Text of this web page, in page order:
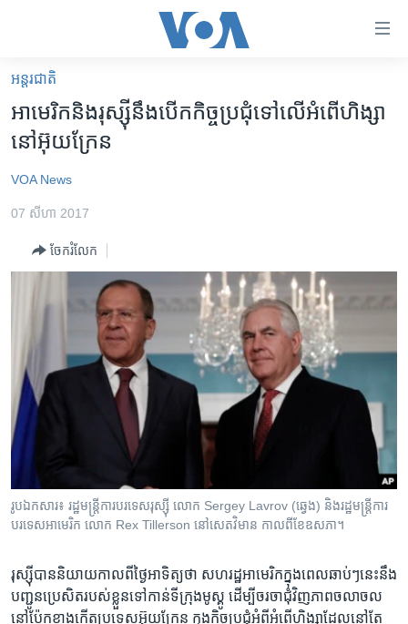
គេហទំព័រ​
ទាក់ទង
និង​
ទំព័រ​
ទំព័រ​
រចនា
សម្ព័ន្ធ​
រំលង​
ទៅ​
ស្វែង​
អន្តរជាតិ
កម្ពុជាច្នៃប្រតិដ្ឋ
ព្រឹត្តិការណ៍ព័ត៌មាន
ទូរទស្សន៍ / វីដេអូ​
វិទ្យុ / ផតខាសថ៍
កម្មវិធីទាំងអស់
បណ្តាញ​សង្គម
ភាសា
អន្តរជាតិ
អាមេរិក​និង​រុស្ស៊ី​នឹង​បើក​កិច្ចប្រជុំ​ទៅ​លើ​អំពើ​ហិង្សា​
នៅ​អ៊ុយក្រែន​
VOA News
07 សីហា 2017
ចែករំលែក
រូបឯកសារ៖ រដ្ឋ​មន្ត្រី​ការបរទេស​រុស្ស៊ី លោក Sergey Lavrov (ឆ្វេង) និង​រដ្ឋ​មន្ត្រី​ការ
បរទេស​អាមេរិក លោក Rex Tillerson នៅ​សេតវិមាន​ កាល​ពី​ខែ​ឧសភា។
រុស្ស៊ី​បាន​និយាយ​កាល​ពី​ថ្ងៃ​អាទិត្យ​ថា សហរដ្ឋ​អាមេរិក​ក្នុង​ពេល​ឆាប់ៗ​នេះ​នឹង​
បញ្ជូន​ប្រេសិត​របស់​ខ្លួន​ទៅ​កាន់​ទីក្រុង​មូស្គូ ​ដើម្បី​ចរចា​ជុំវិញ​ភាព​ចលាចល​
នៅ​ប៉ែក​ខាង​កើត​ប្រទេស​អ៊ុយក្រែន ក្នុង​កិច្ច​ប្រជុំ​អំពី​អំពើ​ហិង្សា​ដែល​នៅ​តែ​